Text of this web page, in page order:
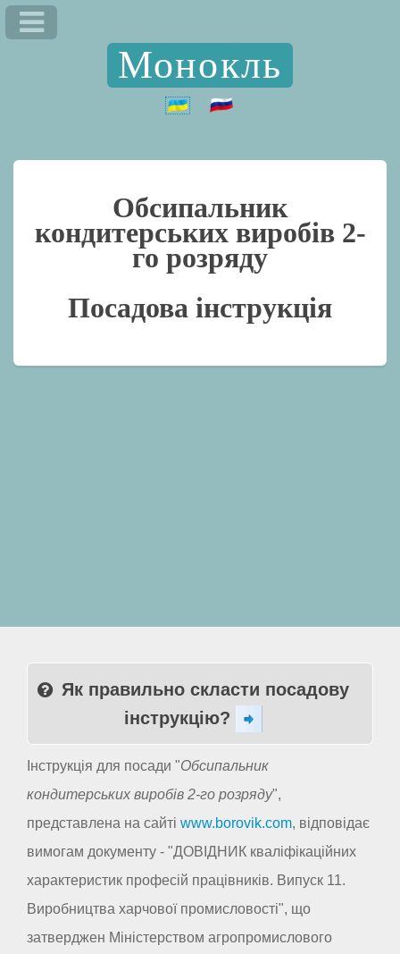
Монокль
Обсипальник
кондитерських виробів 2-
го розряду
Посадова інструкція
Як правильно скласти посадову
інструкцію?
Інструкція для посади "Обсипальник
кондитерських виробів 2-го розряду",
представлена на сайті www.borovik.com, відповідає
вимогам документу - "ДОВІДНИК кваліфікаційних
характеристик професій працівників. Випуск 11.
Виробництва харчової промисловості", що
затверджен Міністерством агропромислового